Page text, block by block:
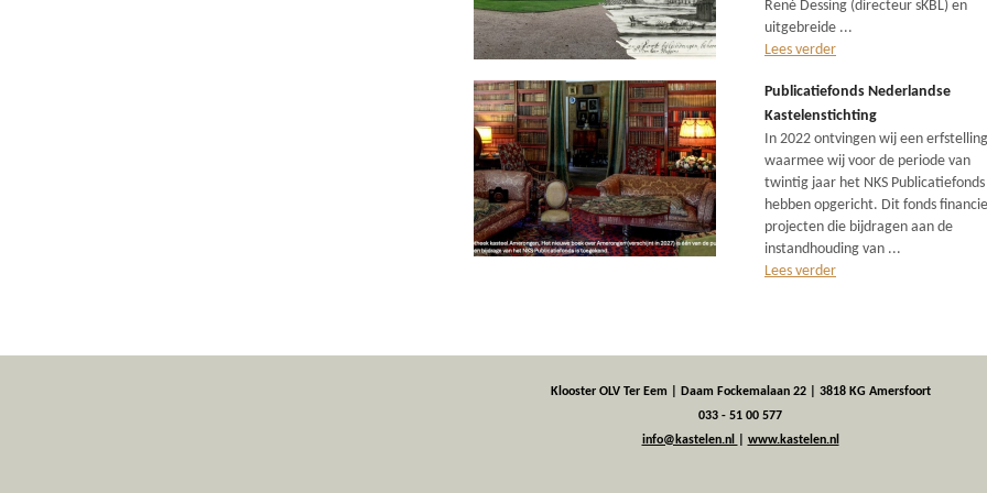
René Dessing (directeur sKBL) en
uitgebreide ...
Lees verder
Publicatiefonds Nederlandse
Kastelenstichting
In 2022 ontvingen wij een erfstelling
waarmee wij voor de periode van
twintig jaar het NKS Publicatiefonds
hebben opgericht. Dit fonds
projecten die bijdragen aan de
instandhouding van ...
Lees verder
Klooster OLV Ter Eem | Daam Fockemalaan 22 | 3818 KG Amersfoort
033 - 51 00 577
info@kastelen.nl
www.kastelen.nl